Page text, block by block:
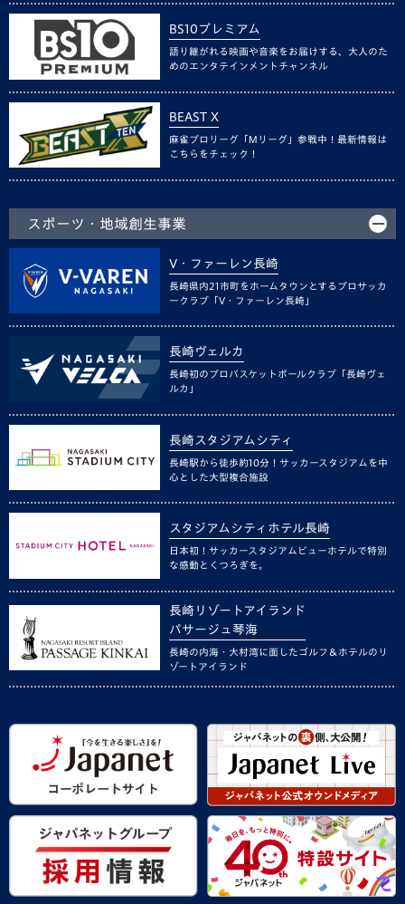
BS10プレミアム
語り継がれる映画や音楽をお届けする、大人のた
めのエンタテインメントチャンネル
BEAST X
麻雀プロリーグ「Mリーグ」参戦中！最新情報は
こちらをチェック！
スポーツ・地域創生事業
V・ファーレン長崎
長崎県内21市町をホームタウンとするプロサッカ
ークラブ「V・ファーレン長崎」
長崎ヴェルカ
長崎初のプロバスケットボールクラブ「長崎ヴェ
ルカ」
長崎スタジアムシティ
長崎駅から徒歩約10分！サッカースタジアムを中
心とした大型複合施設
スタジアムシティホテル長崎
日本初！サッカースタジアムビューホテルで特別
な感動とくつろぎを。
長崎リゾートアイランド
パサージュ琴海
長崎の内海・大村湾に面したゴルフ＆ホテルのリ
ゾートアイランド